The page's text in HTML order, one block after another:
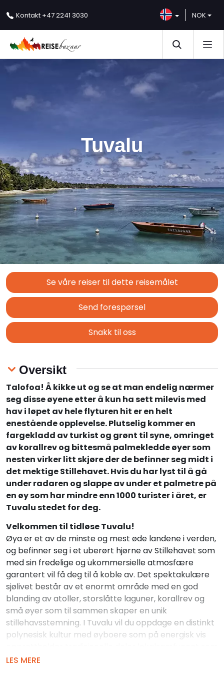
Kontakt +47 2241 3030 NOK
Tuvalu
Se våre reiser til dette reisemålet
Send forespørsel
Snakk til oss
Oversikt
Talofoa! Å kikke ut og se at man endelig nærmer
seg disse øyene etter å kun ha sett milevis med
hav i løpet av hele flyturen hit er en helt
enestående opplevelse. Plutselig kommer en
fargekladd av turkist og grønt til syne, omringet
av korallrev og bittesmå palmekledde øyer som
nesten virker litt skjøre der de befinner seg midt i
det mektige Stillehavet. Hvis du har lyst til å gå
under radaren og slappe av under et palmetre på
en øy som har mindre enn 1000 turister i året, er
Tuvalu stedet for deg.
Velkommen til tidløse Tuvalu!
Øya er et av de minste og mest øde landene i verden,
og befinner seg i et uberørt hjørne av Stillehavet som
med sin fredelige og ukommersielle atmosfære
garantert vil få deg til å koble av. Det spektakulære
sjølivet består av et enormt område med en god
blanding av atoller, storslåtte laguner, korallrev og
små øyer som til sammen skaper en unik
stillehavsstemning. I Tuvalu vil du oppdage en distinkt
polynesisk kultur med øyboere som på energisk vis
kunst, håndverksmetoder, arkitektur, musikk, dans og
LES MERE